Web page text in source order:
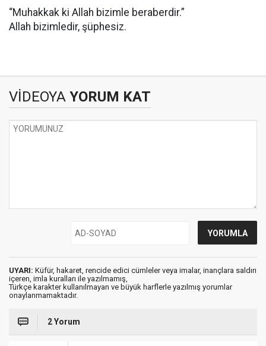
“Muhakkak ki Allah bizimle beraberdir.”
Allah bizimledir, şüphesiz.
VİDEOYA YORUM KAT
UYARI: Küfür, hakaret, rencide edici cümleler veya imalar, inançlara saldırı
içeren, imla kuralları ile yazılmamış,
Türkçe karakter kullanılmayan ve büyük harflerle yazılmış yorumlar
onaylanmamaktadır.
2 Yorum